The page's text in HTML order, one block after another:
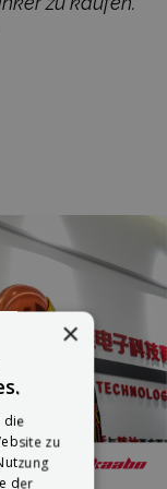
×
die
zu
der